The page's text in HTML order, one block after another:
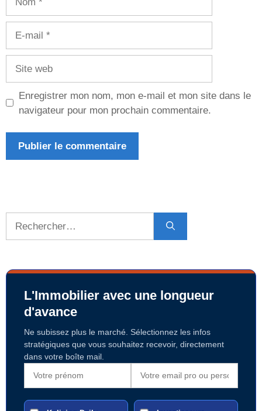
Enregistrer mon nom, mon e-mail et mon site dans le
navigateur pour mon prochain commentaire.
L'Immobilier avec une longueur
d'avance
Ne subissez plus le marché. Sélectionnez les infos
stratégiques que vous souhaitez recevoir, directement
dans votre boîte mail.